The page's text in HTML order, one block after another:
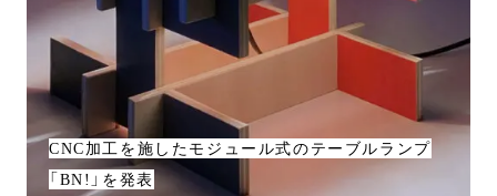
CNC加工を施したモジュール式のテーブルランプ
「BN!」を発表